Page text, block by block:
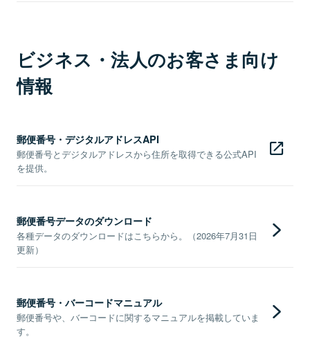
ビジネス・法人のお客さま向け
情報
郵便番号・デジタルアドレスAPI
郵便番号とデジタルアドレスから住所を取得できる公式API
を提供。
郵便番号データのダウンロード
各種データのダウンロードはこちらから。（2026年7月31日
更新）
郵便番号・バーコードマニュアル
郵便番号や、バーコードに関するマニュアルを掲載していま
す。